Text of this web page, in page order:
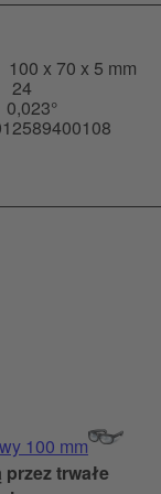
100 x 70 x 5 mm
24
0,023°
trwałe